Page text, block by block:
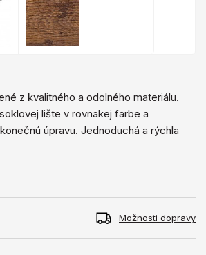
z kvalitného a ​​odolného materiálu.
lište v rovnakej farbe a
úpravu. Jednoduchá a rýchla
Možnosti dopravy